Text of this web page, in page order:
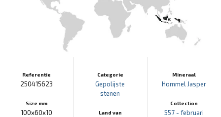
Referentie
250415623
Size mm
100x60x10
Categorie
Gepolijste
stenen
Land van
Mineraal
Hommel Jasper
Collection
557 - februari